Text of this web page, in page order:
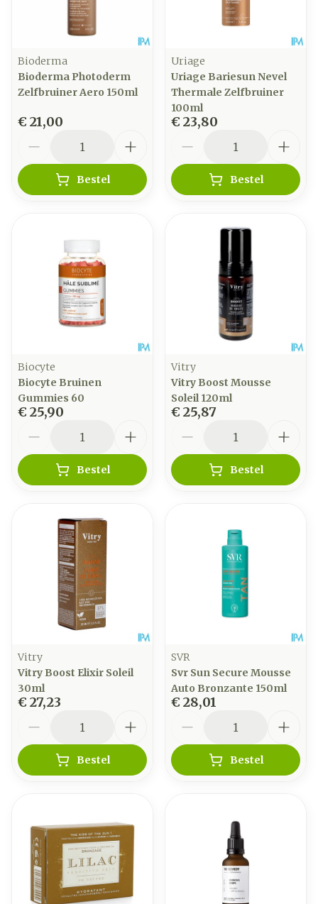
Bioderma
Bioderma Photoderm
Zelfbruiner Aero 150ml
€ 21,00
Bestel
Uriage
Uriage Bariesun Nevel
Thermale Zelfbruiner
100ml
€ 23,80
Bestel
Biocyte
Biocyte Bruinen
Gummies 60
€ 25,90
Bestel
Vitry
Vitry Boost Mousse
Soleil 120ml
€ 25,87
Bestel
Vitry
Vitry Boost Elixir Soleil
30ml
€ 27,23
Bestel
SVR
Svr Sun Secure Mousse
Auto Bronzante 150ml
€ 28,01
Bestel